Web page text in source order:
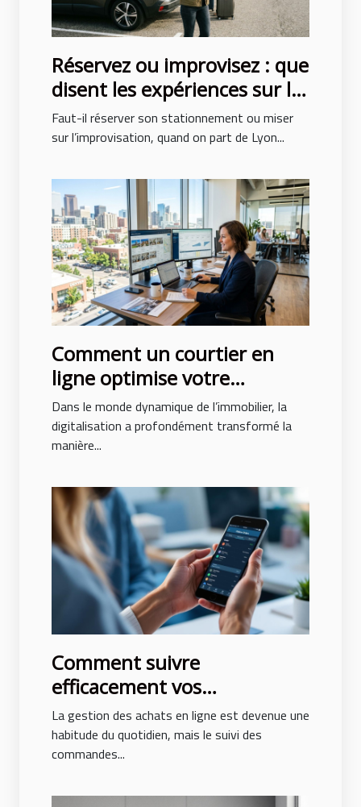
Réservez ou improvisez : que
disent les expériences sur le
parking aéroport lyon saint
ex ?
Faut-il réserver son stationnement ou miser
sur l’improvisation, quand on part de Lyon...
Comment un courtier en
ligne optimise votre
recherche immobilière ?
Dans le monde dynamique de l’immobilier, la
digitalisation a profondément transformé la
manière...
Comment suivre
efficacement vos
commandes en ligne ?
La gestion des achats en ligne est devenue une
habitude du quotidien, mais le suivi des
commandes...